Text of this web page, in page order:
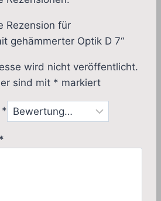
Rezension für
gehämmerter Optik D 7“
wird nicht veröffentlicht.
sind mit * markiert
*
*